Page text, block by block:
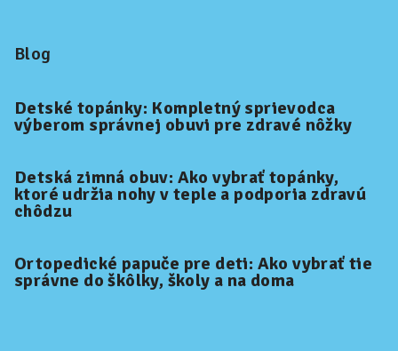
Blog
Detské topánky: Kompletný sprievodca
výberom správnej obuvi pre zdravé nôžky
Detská zimná obuv: Ako vybrať topánky,
ktoré udržia nohy v teple a podporia zdravú
chôdzu
Ortopedické papuče pre deti: Ako vybrať tie
správne do škôlky, školy a na doma